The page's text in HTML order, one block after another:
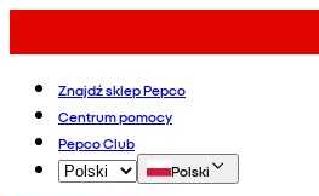
Znajdź sklep Pepco
Centrum pomocy
Pepco Club
Polski